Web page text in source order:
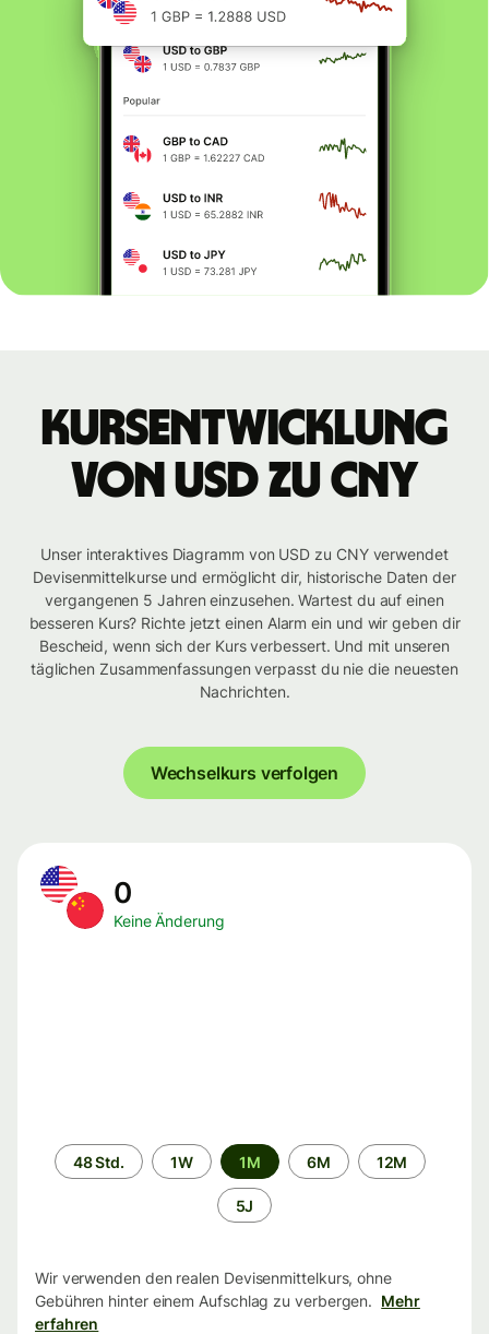
Kursentwicklung
von USD zu CNY
Unser interaktives Diagramm von USD zu CNY verwendet
Devisenmittelkurse und ermöglicht dir, historische Daten der
vergangenen 5 Jahren einzusehen. Wartest du auf einen
besseren Kurs? Richte jetzt einen Alarm ein und wir geben dir
Bescheid, wenn sich der Kurs verbessert. Und mit unseren
täglichen Zusammenfassungen verpasst du nie die neuesten
Nachrichten.
Wechselkurs verfolgen
0
Keine Änderung
Zeitraum
48 Std. 1W 1M 6M 12M
5J
Wir verwenden den realen Devisenmittelkurs, ohne
Gebühren hinter einem Aufschlag zu verbergen. Mehr
erfahren